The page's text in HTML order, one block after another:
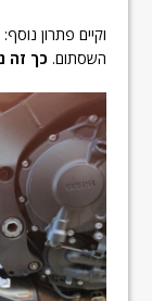
וקיים פתרון
השסתום. כך זה